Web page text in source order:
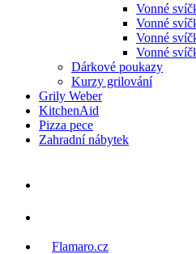
Vonné
Vonné
Vonné
Vonné
Dárkové poukazy
Kurzy grilování
Grily Weber
KitchenAid
Pizza pece
Zahradní nábytek
Flamaro.cz